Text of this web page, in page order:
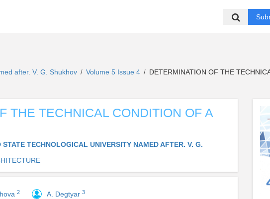
after. V. G. Shukhov / Volume 5 Issue 4 / DETERMINATION OF THE
THE TECHNICAL CONDITION OF A
TECHNOLOGICAL UNIVERSITY NAMED AFTER. V. G.
2 A. Degtyar 3